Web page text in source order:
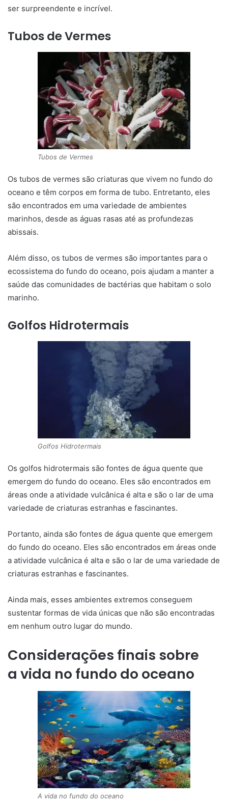
ser surpreendente e incrível.
Tubos de Vermes
Tubos de Vermes
Os tubos de vermes são criaturas que vivem no fundo do
oceano e têm corpos em forma de tubo. Entretanto, eles
são encontrados em uma variedade de ambientes
marinhos, desde as águas rasas até as profundezas
abissais.
Além disso, os tubos de vermes são importantes para o
ecossistema do fundo do oceano, pois ajudam a manter a
saúde das comunidades de bactérias que habitam o solo
marinho.
Golfos Hidrotermais
Golfos Hidrotermais
Os golfos hidrotermais são fontes de água quente que
emergem do fundo do oceano. Eles são encontrados em
áreas onde a atividade vulcânica é alta e são o lar de uma
variedade de criaturas estranhas e fascinantes.
Portanto, ainda são fontes de água quente que emergem
do fundo do oceano. Eles são encontrados em áreas onde
a atividade vulcânica é alta e são o lar de uma variedade de
criaturas estranhas e fascinantes.
Ainda mais, esses ambientes extremos conseguem
sustentar formas de vida únicas que não são encontradas
em nenhum outro lugar do mundo.
Considerações finais sobre
a vida no fundo do oceano
A vida no fundo do oceano